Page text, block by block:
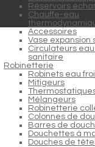
Réservoirs
Chauffe-eau
Accessoires
Vase expansion
Circulateurs
sanitaire
Robinetterie
Robinets eau
Mitigeurs
Mélangeurs
Robinetterie
Colonnes de
Barres de
Douchettes à
Douches de